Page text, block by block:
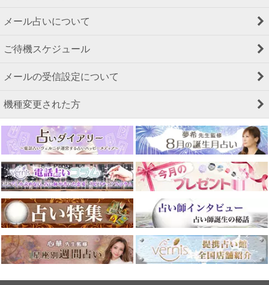
メール占いについて
ご待機スケジュール
メールの受信設定について
機種変更された方